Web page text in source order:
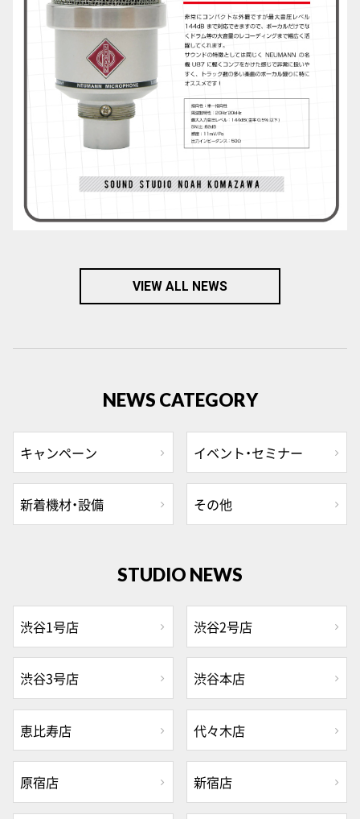
VIEW ALL NEWS
NEWS CATEGORY
キャンペーン イベント・セミナー
新着機材・設備 その他
STUDIO NEWS
渋谷1号店 渋谷2号店
渋谷3号店 渋谷本店
恵比寿店 代々木店
原宿店 新宿店